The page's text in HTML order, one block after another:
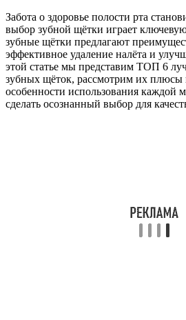
Забота о здоровье полости рта
выбор зубной щётки играет
зубные щётки предлагают
эффективное удаление налёта и
этой статье мы представим ТОП 6
зубных щёток, рассмотрим их
особенности использования каждой
сделать осознанный выбор для